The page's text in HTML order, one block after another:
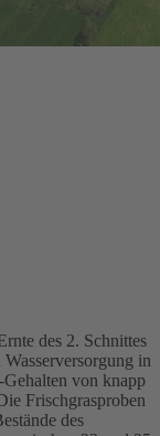
des 2. Schnittes
in
von knapp
Frischgrasproben
des